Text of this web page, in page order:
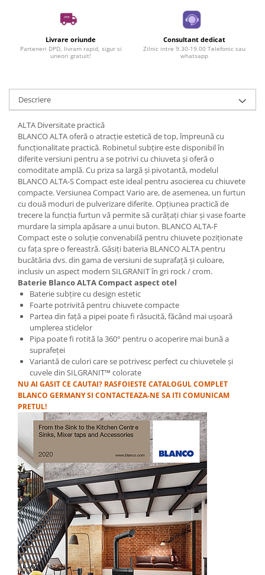
Livrare oriunde
Parteneri DPD, livram rapid, sigur si
uneori gratuit!
Consultant dedicat
Zilnic intre 9.30-19.00 Telefonic sau
whatsapp
Descriere
ALTA Diversitate practică
BLANCO ALTA oferă o atracție estetică de top, împreună cu
funcționalitate practică. Robinetul subțire este disponibil în
diferite versiuni pentru a se potrivi cu chiuveta și oferă o
comoditate amplă. Cu priza sa largă și pivotantă, modelul
BLANCO ALTA-S Compact este ideal pentru asocierea cu chiuvete
compacte. Versiunea Compact Vario are, de asemenea, un furtun
cu două moduri de pulverizare diferite. Opțiunea practică de
trecere la funcția furtun vă permite să curățați chiar și vase foarte
murdare la simpla apăsare a unui buton. BLANCO ALTA-F
Compact este o soluție convenabilă pentru chiuvete poziționate
cu fața spre o fereastră. Găsiți bateria BLANCO ALTA pentru
bucătăria dvs. din gama de versiuni de suprafață și culoare,
inclusiv un aspect modern SILGRANIT în gri rock / crom.
Baterie Blanco ALTA Compact aspect otel
Baterie subțire cu design estetic
Foarte potrivită pentru chiuvete compacte
Partea din față a pipei poate fi răsucită, făcând mai ușoară
umplerea sticlelor
Pipa poate fi rotită la 360° pentru o acoperire mai bună a
suprafeței
Variantă de culori care se potrivesc perfect cu chiuvetele și
cuvele din SILGRANIT™ colorate
NU AI GASIT CE CAUTAI? RASFOIESTE CATALOGUL COMPLET
BLANCO GERMANY SI CONTACTEAZA-NE SA ITI COMUNICAM
PRETUL!